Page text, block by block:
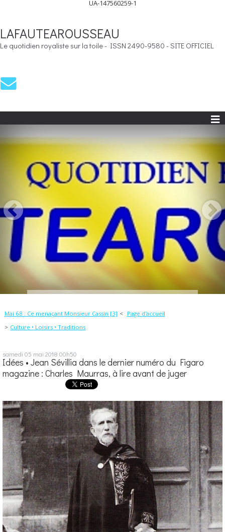
UA-147560259-1
LAFAUTEAROUSSEAU
Le quotidien royaliste sur la toile - ISSN 2490-9580 - SITE OFFICIEL
Mai 68 : Ce menaçant Monsieur Cassin [3]
Page d'accueil
Culture • Loisirs • Traditions
samedi 05 mai 2018 00h50
Idées • Jean Sévillia dans le dernier numéro du Figaro
magazine : Charles Maurras, à lire avant de juger